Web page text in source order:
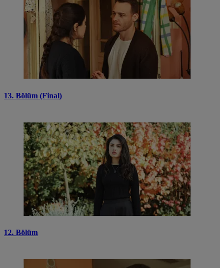
13. Bölüm (Final)
12. Bölüm